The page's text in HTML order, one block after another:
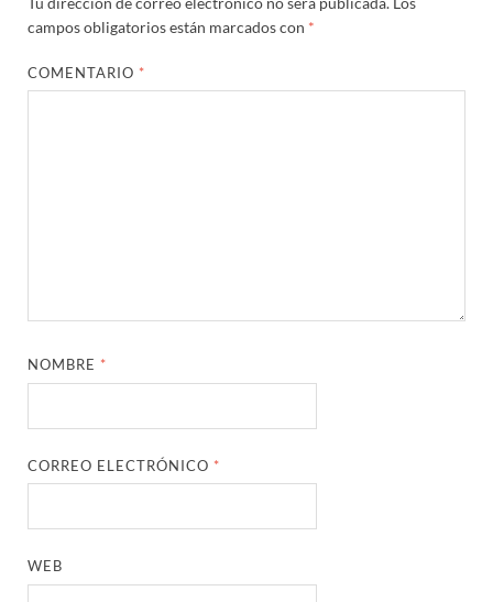
campos obligatorios están marcados con *
COMENTARIO *
NOMBRE *
CORREO ELECTRÓNICO *
WEB